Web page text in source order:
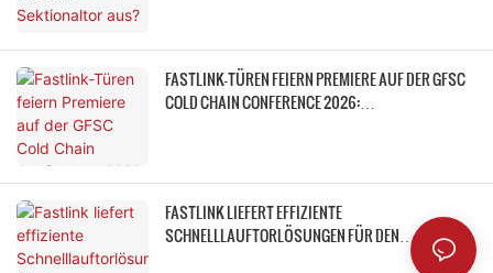
FASTLINK-TÜREN FEIERN PREMIERE AUF DER GFSC
COLD CHAIN CONFERENCE 2026:
FASTLINK LIEFERT EFFIZIENTE
SCHNELLLAUFTORLÖSUNGEN FÜR DEN